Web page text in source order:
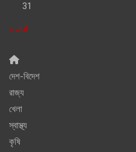
31
« Jul
দেশ-বিদেশ
রাজ্য
খেলা
স্বাস্থ্য
কৃষি